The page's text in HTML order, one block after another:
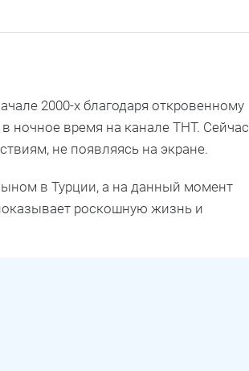
2000-х благодаря откровенному
ночное время на канале ТНТ. Сейчас
не появляясь на экране.
в Турции, а на данный момент
роскошную жизнь и